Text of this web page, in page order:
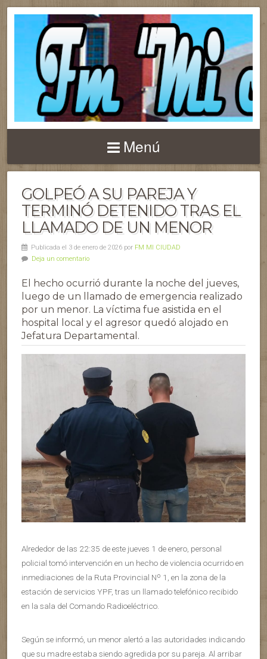
Menú
GOLPEÓ A SU PAREJA Y
TERMINÓ DETENIDO TRAS EL
LLAMADO DE UN MENOR
Publicada el 3 de enero de 2026 por FM MI CIUDAD
Deja un comentario
El hecho ocurrió durante la noche del jueves,
luego de un llamado de emergencia realizado
por un menor. La víctima fue asistida en el
hospital local y el agresor quedó alojado en
Jefatura Departamental.
Alrededor de las 22:35 de este jueves 1 de enero, personal
policial tomó intervención en un hecho de violencia ocurrido en
inmediaciones de la Ruta Provincial Nº 1, en la zona de la
estación de servicios YPF, tras un llamado telefónico recibido
en la sala del Comando Radioeléctrico.
Según se informó, un menor alertó a las autoridades indicando
que su madre estaba siendo agredida por su pareja. Al arribar